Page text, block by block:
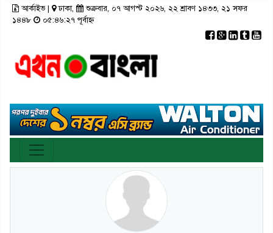
আর্কাইভ| ঢাকা,
শুক্রবার, ০৭ আগস্ট ২০২৬, ২২ শ্রাবণ ১৪৩৩, ২১ সফর
১৪৪৮
০৫:৪৬:২৭ পূর্বাহ্ন
রাজনীতি
মতামত
স্বাস্থ্য
সাহিত্য
লাইফস্টাইল
টপ নিউজ
তথ্য-প্রযুক্তি
ঢাকা
বরিশাল
ময়মনসিংহ
রাজশাহী
রংপুর
সিলেট ভিডিও
ফটো গ্যালারী